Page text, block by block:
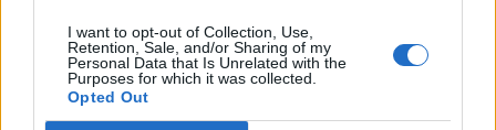
I want to opt-out of Collection, Use,
Retention, Sale, and/or Sharing of my
Personal Data that Is Unrelated with the
Purposes for which it was collected.
Opted Out
Viann
Publicado9 de Diciembre del 2009
Yo desde que le hice la repro, ha desaparecido del todo.